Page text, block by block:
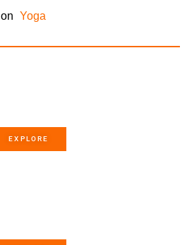
on Yoga
EXPLORE